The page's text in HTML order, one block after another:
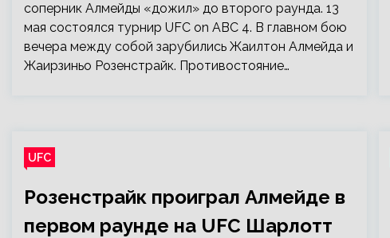
соперник Алмейды «дожил» до второго раунда. 13
мая состоялся турнир UFC on ABC 4. В главном бою
вечера между собой зарубились Жаилтон Алмейда и
Жаирзиньо Розенстрайк. Противостояние…
UFC
Розенстрайк проиграл Алмейде в
первом раунде на UFC Шарлотт